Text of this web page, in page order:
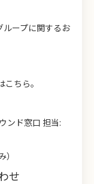
ープに関するお
ちら。
ンド窓口 担当:
せ